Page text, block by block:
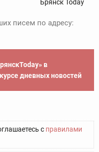
Брянск Today
писем по адресу:
в
дневных новостей
с правилами